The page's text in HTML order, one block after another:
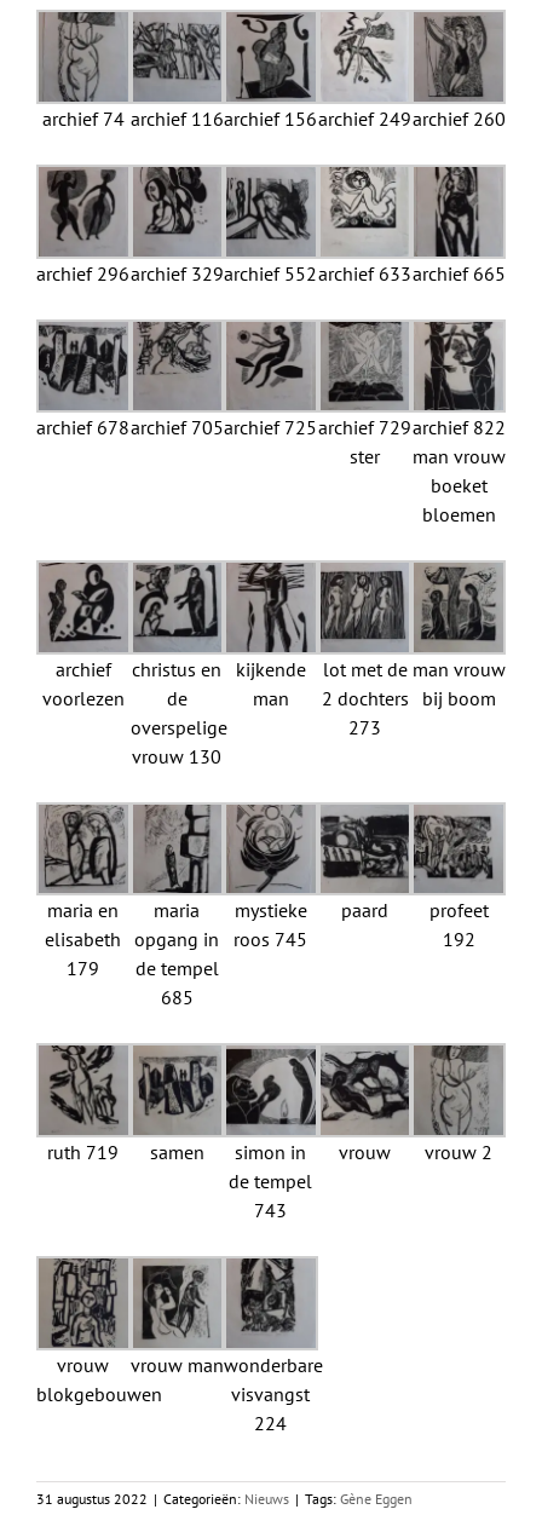
archief 74 archief 116archief 156archief 249archief 260
archief 296archief 329archief 552archief 633archief 665
archief 678archief 705archief 725archief 729
ster
archief 822
man vrouw
boeket
bloemen
archief
voorlezen
christus en
de
overspelige
vrouw 130
kijkende
man
lot met de
2 dochters
273
man vrouw
bij boom
maria en
elisabeth
179
maria
opgang in
de tempel
685
mystieke
roos 745
paard
profeet
192
ruth 719 samen
simon in
de tempel
743
vrouw vrouw 2
vrouw
blokgebouwen
vrouw manwonderbare
visvangst
224
31 augustus 2022 | Categorieën: Nieuws | Tags: Gène Eggen